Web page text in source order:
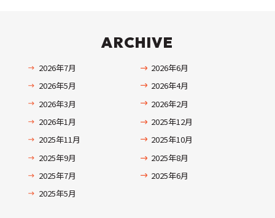
ARCHIVE
2026年7月
2026年6月
2026年5月
2026年4月
2026年3月
2026年2月
2026年1月
2025年12月
2025年11月
2025年10月
2025年9月
2025年8月
2025年7月
2025年6月
2025年5月